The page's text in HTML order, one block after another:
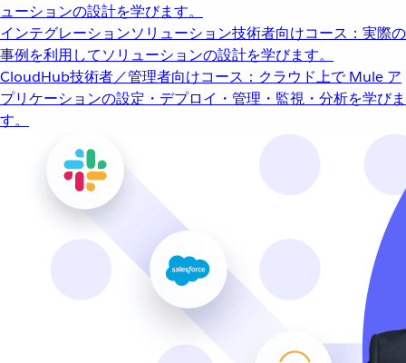
ューションの設計を学びます。
インテグレーションソリューション技術者向けコース：実際の
事例を利用してソリューションの設計を学びます。
CloudHub技術者／管理者向けコース：クラウド上で Mule ア
プリケーションの設定・デプロイ・管理・監視・分析を学びま
す。